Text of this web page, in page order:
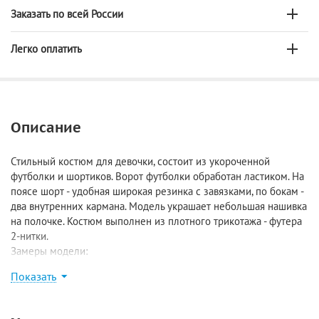
Заказать по всей России
Легко оплатить
Описание
Стильный костюм для девочки, состоит из укороченной
футболки и шортиков. Ворот футболки обработан ластиком. На
поясе шорт - удобная широкая резинка с завязками, по бокам -
два внутренних кармана. Модель украшает небольшая нашивка
на полочке. Костюм выполнен из плотного трикотажа - футера
2-нитки.
Замеры модели:
длина по внешнему шву 25,5 см, длина по внутреннему шву 8,5
Показать